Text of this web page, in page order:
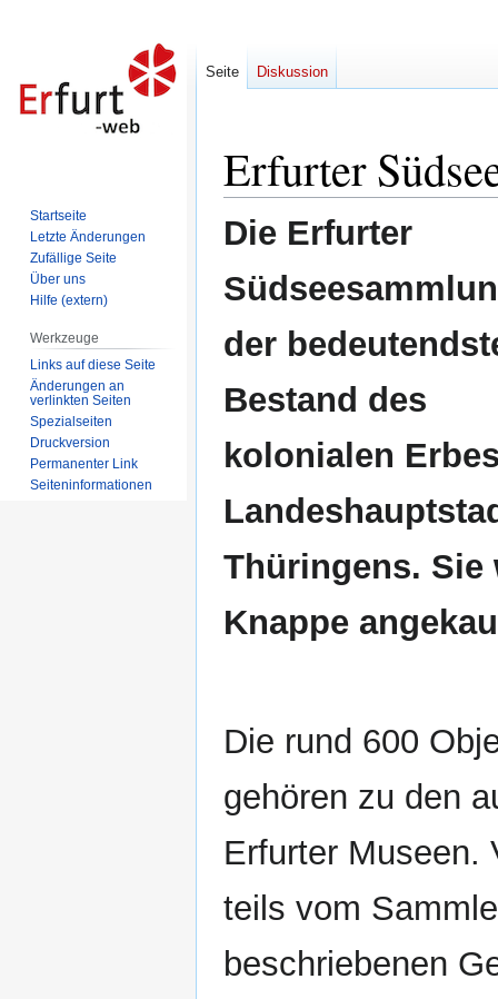
Navigation
springen
Suche
springen
Erfurter
Die Erfurter
der
Bestand des
kolonialen
Thüringens. Sie
Knappe
Die rund 600
gehören zu den
Erfurter Museen.
teils vom
beschriebenen
Seite Diskussion
Startseite
Letzte Änderungen
Zufällige Seite
Über uns
Hilfe (extern)
Werkzeuge
Links auf diese Seite
Änderungen an
verlinkten Seiten
Spezialseiten
Druckversion
Permanenter Link
Seiten­informationen